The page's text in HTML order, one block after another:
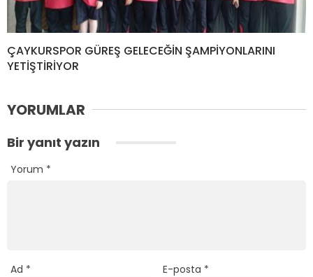
ÇAYKURSPOR GÜREŞ GELECEĞİN ŞAMPİYONLARINI
YETİŞTİRİYOR
YORUMLAR
Bir yanıt yazın
Yorum *
Ad * E-posta *